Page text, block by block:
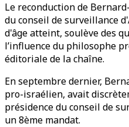
Le reconduction de
du conseil de surveillance
d'âge atteint, soulève des
l’influence du philosophe
éditoriale de la chaîne.
En septembre dernier,
pro-israélien, avait
présidence du conseil de
un 8ème mandat.